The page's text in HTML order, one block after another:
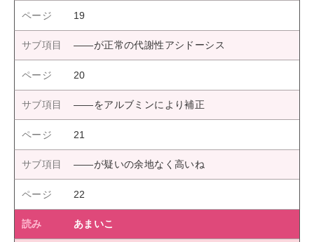
19
――が正常の代謝性アシドーシス
20
――をアルブミンにより補正
21
――が疑いの余地なく高いね
22
あまいこ